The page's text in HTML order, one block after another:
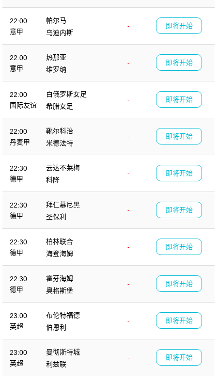
22:00
意甲
帕尔马
-
乌迪内斯
即将开始
22:00
意甲
热那亚
-
维罗纳
即将开始
22:00
国际友谊
白俄罗斯女足
-
希腊女足
即将开始
22:00
丹麦甲
靴尔科治
-
米德法特
即将开始
22:30
德甲
云达不莱梅
-
科隆
即将开始
22:30
德甲
拜仁慕尼黑
-
圣保利
即将开始
22:30
德甲
柏林联合
-
海登海姆
即将开始
22:30
德甲
霍芬海姆
-
奥格斯堡
即将开始
23:00
英超
布伦特福德
-
伯恩利
即将开始
23:00
英超
曼彻斯特城
-
利兹联
即将开始